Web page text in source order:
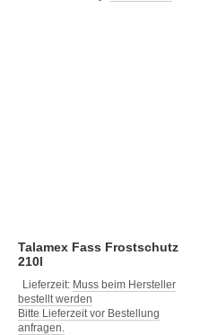
Talamex Fass Frostschutz
210l
Lieferzeit: Muss beim Hersteller
bestellt werden
Bitte Lieferzeit vor Bestellung
anfragen.